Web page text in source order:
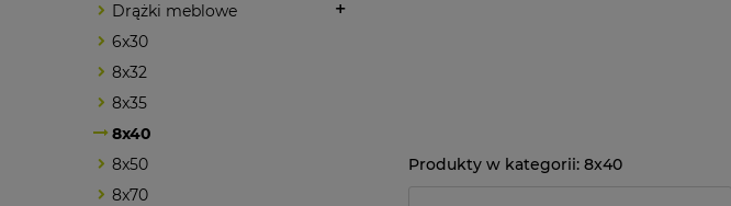
Drążki meblowe
6x30
8x32
8x35
8x40
8x50
8x70
8x40